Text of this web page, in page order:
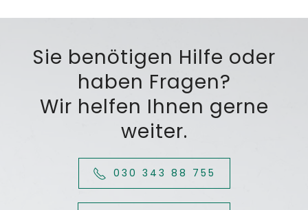
Sie benötigen Hilfe oder
haben Fragen?
Wir helfen Ihnen gerne
weiter.
030 343 88 755